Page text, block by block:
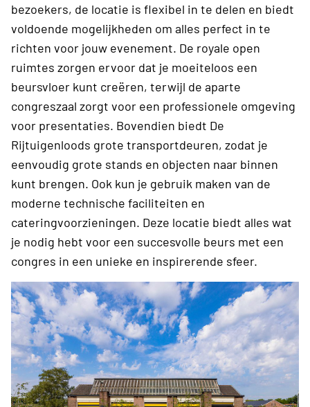
bezoekers, de locatie is flexibel in te delen en biedt
voldoende mogelijk­heden om alles perfect in te
richten voor jouw evenement. De royale open
ruimtes zorgen ervoor dat je moeiteloos een
beursvloer kunt ­creëren, terwijl de aparte
congreszaal zorgt voor een ­professionele omgeving
voor presentaties. Bovendien biedt De
Rijtuigenloods grote transportdeuren, zodat je
eenvoudig grote stands en objecten naar binnen
kunt brengen. Ook kun je gebruik maken van de
moderne technische faciliteiten en
cateringvoorzieningen. Deze locatie biedt alles wat
je nodig hebt voor een succesvolle beurs met een
congres in een unieke en inspirerende sfeer.